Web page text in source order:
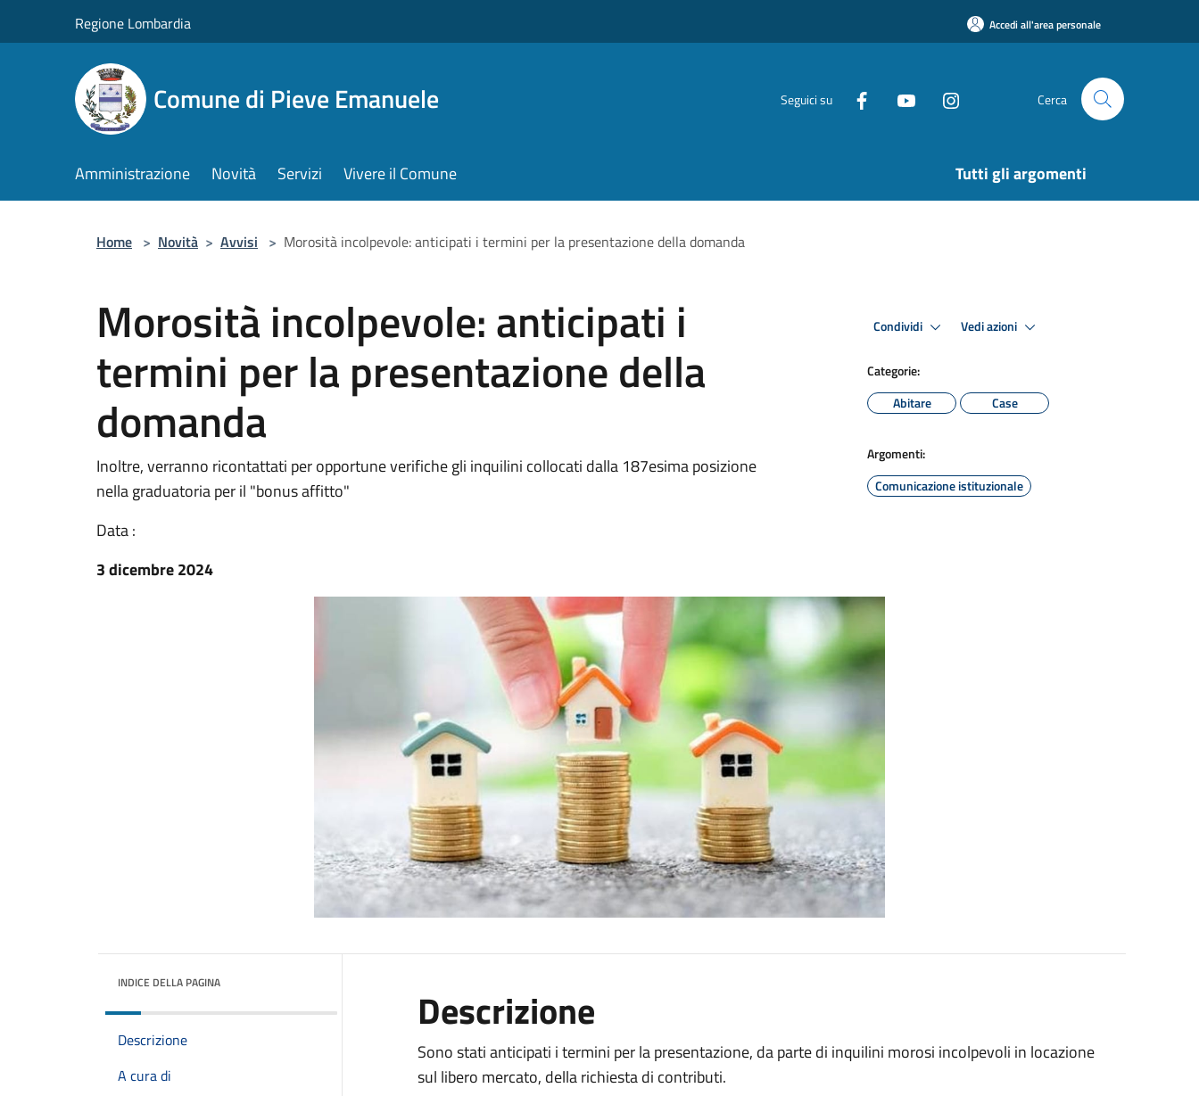
Regione Lombardia Accedi all'area personale
Comune di Pieve Emanuele Seguici su Cerca
Amministrazione Novità Servizi Vivere il Comune Tutti gli argomenti
Home > Novità > Avvisi > Morosità incolpevole: anticipati i termini per la presentazione della domanda
Morosità incolpevole: anticipati i
termini per la presentazione della
domanda
Inoltre, verranno ricontattati per opportune verifiche gli inquilini collocati dalla 187esima posizione
nella graduatoria per il "bonus affitto"
Data :
3 dicembre 2024
Condividi Vedi azioni
Categorie:
Abitare
Case
Argomenti:
Comunicazione istituzionale
INDICE DELLA PAGINA
Descrizione
A cura di
Descrizione
Sono stati anticipati i termini per la presentazione, da parte di inquilini morosi incolpevoli in locazione
sul libero mercato, della richiesta di contributi.